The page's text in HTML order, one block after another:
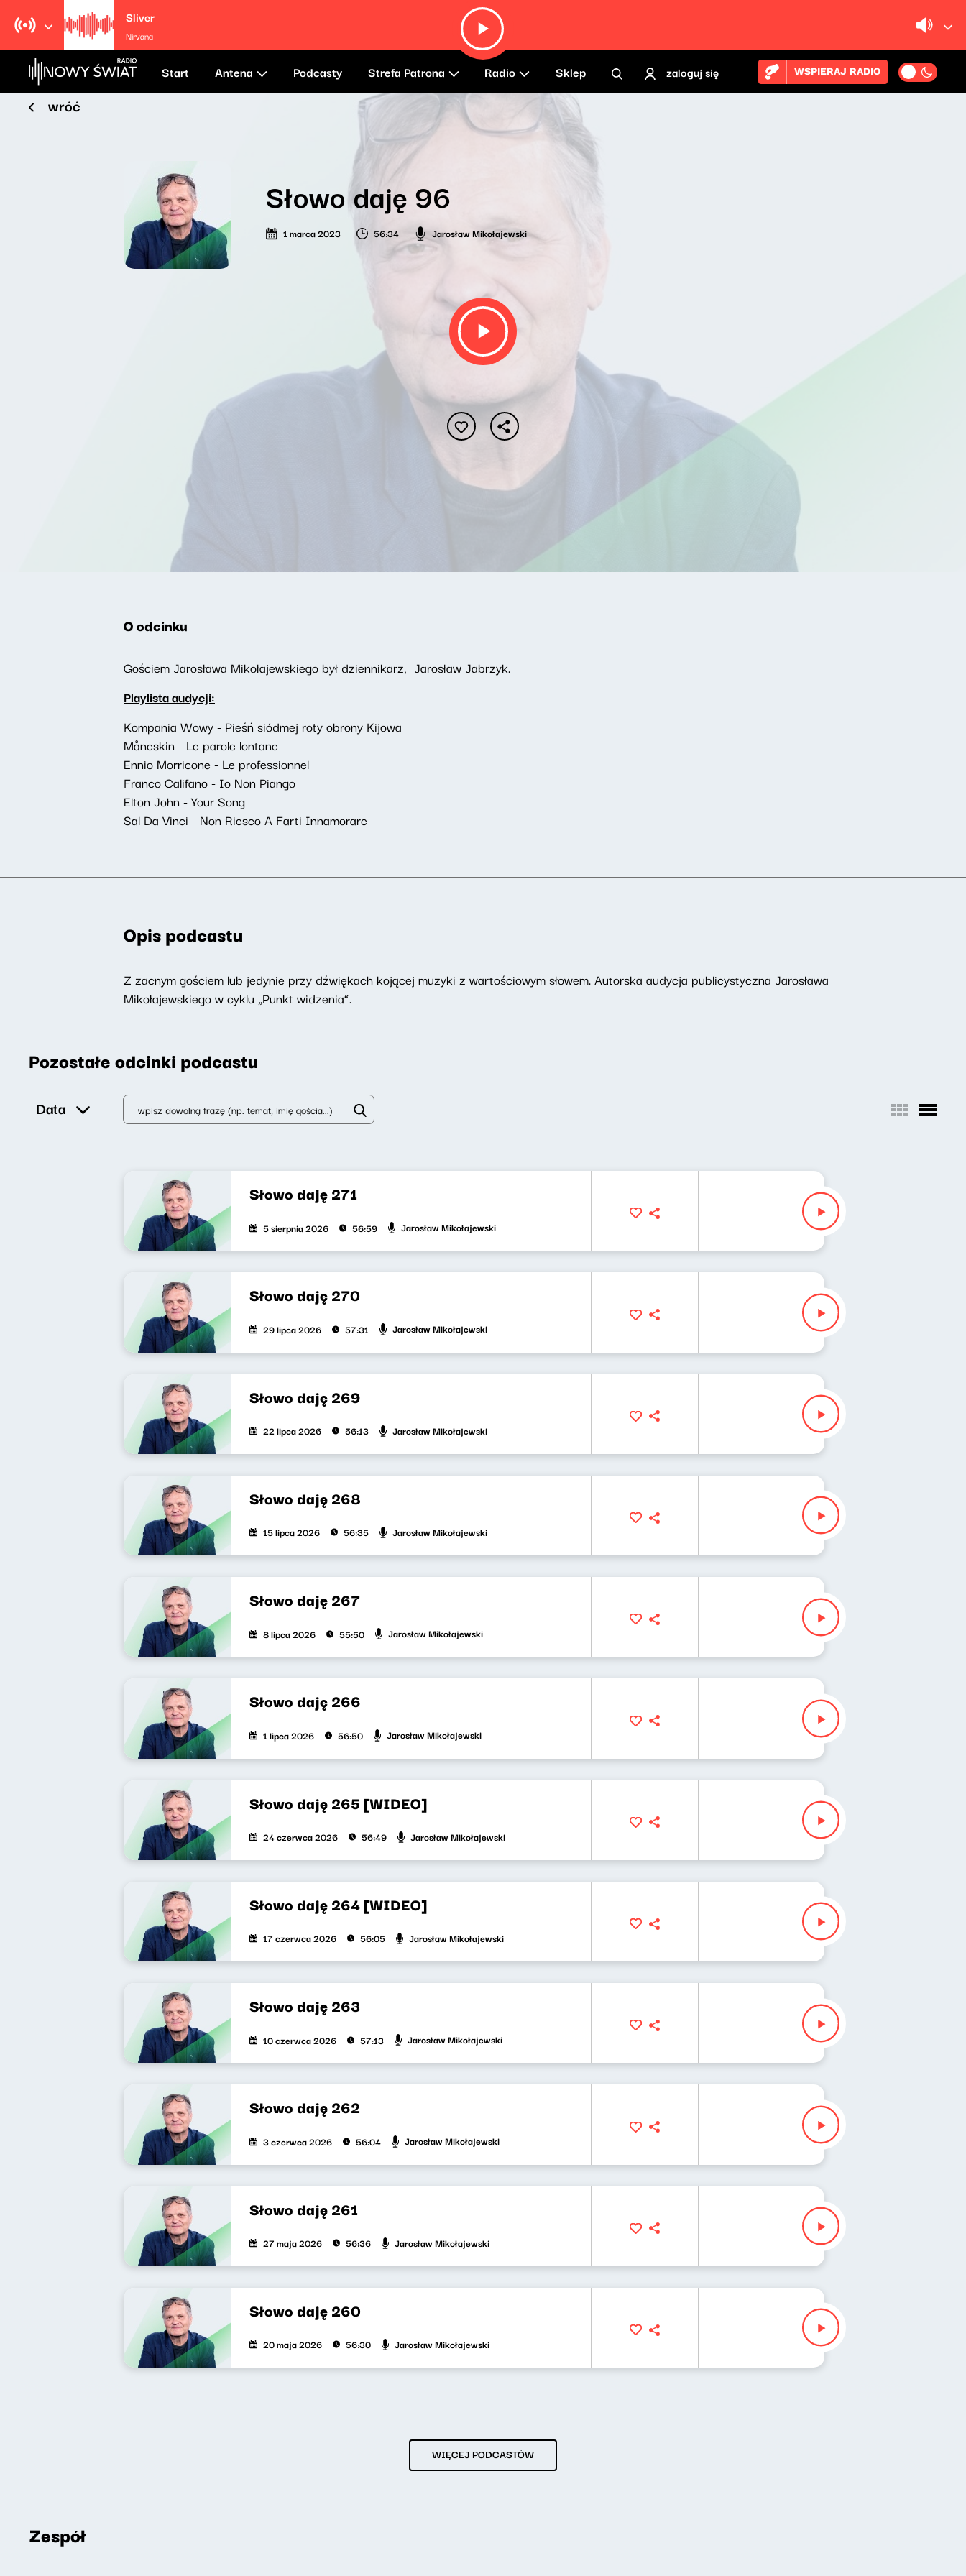
Sliver
Nirvana
Start Antena Podcasty Strefa Patrona Radio Sklep zaloguj się WSPIERAJ RADIO
wróć
Słowo daję 96
1 marca 2023 56:34 Jarosław Mikołajewski
O odcinku
Gościem Jarosława Mikołajewskiego był dziennikarz, Jarosław Jabrzyk.
Playlista audycji:
Kompania Wowy - Pieśń siódmej roty obrony Kijowa
Måneskin - Le parole lontane
Ennio Morricone - Le professionnel
Franco Califano - Io Non Piango
Elton John - Your Song
Sal Da Vinci - Non Riesco A Farti Innamorare
Opis podcastu
Z zacnym gościem lub jedynie przy dźwiękach kojącej muzyki z wartościowym słowem. Autorska audycja publicystyczna Jarosława
Mikołajewskiego w cyklu „Punkt widzenia”.
Pozostałe odcinki podcastu
Data
Słowo daję 271
5 sierpnia 2026 56:59 Jarosław Mikołajewski
Słowo daję 270
29 lipca 2026 57:31 Jarosław Mikołajewski
Słowo daję 269
22 lipca 2026 56:13 Jarosław Mikołajewski
Słowo daję 268
15 lipca 2026 56:35 Jarosław Mikołajewski
Słowo daję 267
8 lipca 2026 55:50 Jarosław Mikołajewski
Słowo daję 266
1 lipca 2026 56:50 Jarosław Mikołajewski
Słowo daję 265 [WIDEO]
24 czerwca 2026 56:49 Jarosław Mikołajewski
Słowo daję 264 [WIDEO]
17 czerwca 2026 56:05 Jarosław Mikołajewski
Słowo daję 263
10 czerwca 2026 57:13 Jarosław Mikołajewski
Słowo daję 262
3 czerwca 2026 56:04 Jarosław Mikołajewski
Słowo daję 261
27 maja 2026 56:36 Jarosław Mikołajewski
Słowo daję 260
20 maja 2026 56:30 Jarosław Mikołajewski
WIĘCEJ PODCASTÓW
Zespół